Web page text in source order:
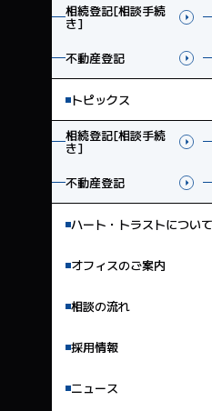
相続登記[相談手続
き]
不動産登記
トピックス
相続登記[相談手続
き]
不動産登記
ハート・トラストについて
オフィスのご案内
相談の流れ
採用情報
ニュース